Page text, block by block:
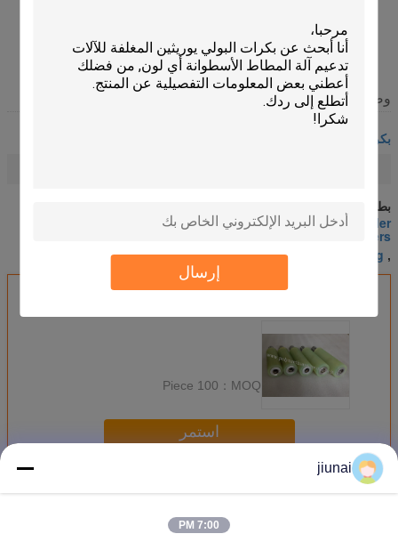
إرسال
Supply
Ability:
6000 piece per Month
وصف
بكرات البولي يوريثان
بطاقة:
high performance polyurethane parts, pu roller
coating,industrial polyurethane rollers
,
pu roller coating
,
industrial polyurethane rollers
احصل على افضل سعر ل
MOQ：
100 Piece
استمر
أكثربكرات البولي يوريثان
jiunai
7:00 PM